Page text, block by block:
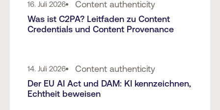
16. Juli 2026 Content authenticity
Was ist C2PA? Leitfaden zu Content
Credentials und Content Provenance
14. Juli 2026 Content authenticity
Der EU AI Act und DAM: KI kennzeichnen,
Echtheit beweisen